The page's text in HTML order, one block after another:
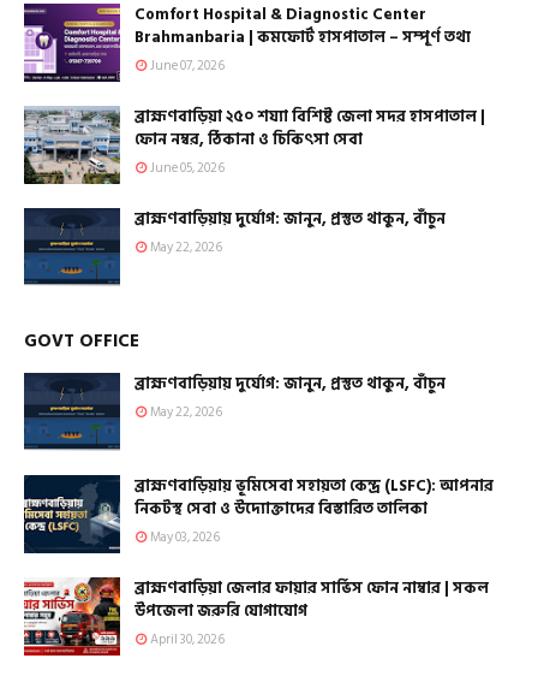
Comfort Hospital & Diagnostic Center
Brahmanbaria | কমফোর্ট হাসপাতাল – সম্পূর্ণ তথ্য
June 07, 2026
ব্রাহ্মণবাড়িয়া ২৫০ শয্যা বিশিষ্ট জেলা সদর হাসপাতাল |
ফোন নম্বর, ঠিকানা ও চিকিৎসা সেবা
June 05, 2026
ব্রাহ্মণবাড়িয়ায় দুর্যোগ: জানুন, প্রস্তুত থাকুন, বাঁচুন
May 22, 2026
GOVT OFFICE
ব্রাহ্মণবাড়িয়ায় দুর্যোগ: জানুন, প্রস্তুত থাকুন, বাঁচুন
May 22, 2026
ব্রাহ্মণবাড়িয়ায় ভূমিসেবা সহায়তা কেন্দ্র (LSFC): আপনার
নিকটস্থ সেবা ও উদ্যোক্তাদের বিস্তারিত তালিকা
May 03, 2026
ব্রাহ্মণবাড়িয়া জেলার ফায়ার সার্ভিস ফোন নাম্বার | সকল
উপজেলা জরুরি যোগাযোগ
April 30, 2026